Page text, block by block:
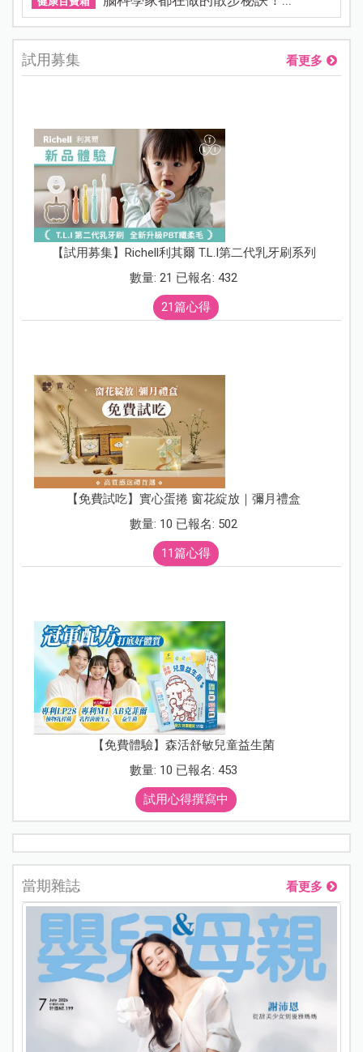
試用募集 看更多
【試用募集】Richell利其爾 T.L.I第二代乳牙刷系列
數量: 21 已報名: 432
21篇心得
【免費試吃】實心蛋捲 窗花綻放｜彌月禮盒
數量: 10 已報名: 502
11篇心得
【免費體驗】森活舒敏兒童益生菌
數量: 10 已報名: 453
試用心得撰寫中
當期雜誌 看更多